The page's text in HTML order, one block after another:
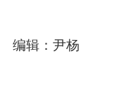
编辑：尹杨